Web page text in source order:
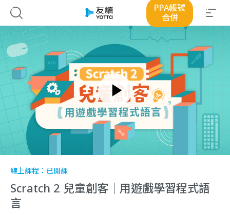
PPA帳號
合併
線上課程： 已開課
Scratch 2 兒童創客｜用遊戲學習程式語
言